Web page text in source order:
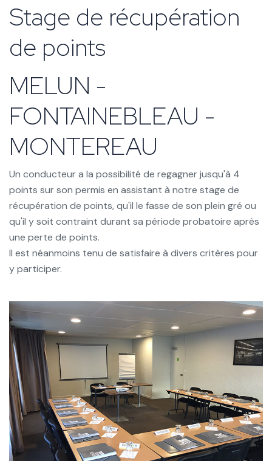
Stage de récupération
de points
MELUN -
FONTAINEBLEAU -
MONTEREAU
Un conducteur a la possibilité de regagner jusqu'à 4
points sur son permis en assistant à notre stage de
récupération de points, qu'il le fasse de son plein gré ou
qu'il y soit contraint durant sa période probatoire après
une perte de points.
Il est néanmoins tenu de satisfaire à divers critères pour
y participer.